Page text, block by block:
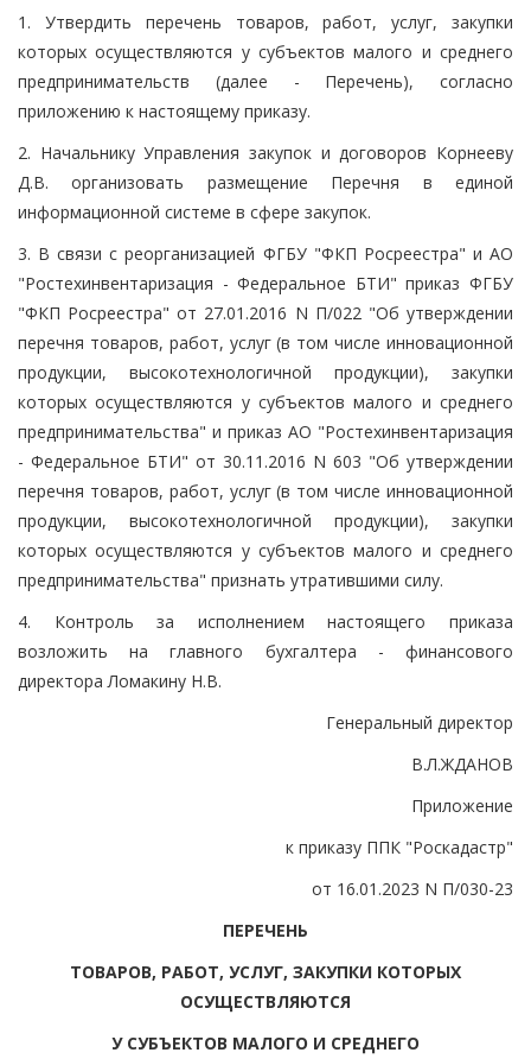
1. Утвердить перечень товаров, работ, услуг, закупки
которых осуществляются у субъектов малого и среднего
предпринимательств (далее - Перечень), согласно
приложению к настоящему приказу.
2. Начальнику Управления закупок и договоров Корнееву
Д.В. организовать размещение Перечня в единой
информационной системе в сфере закупок.
3. В связи с реорганизацией ФГБУ "ФКП Росреестра" и АО
"Ростехинвентаризация - Федеральное БТИ" приказ ФГБУ
"ФКП Росреестра" от 27.01.2016 N П/022 "Об утверждении
перечня товаров, работ, услуг (в том числе инновационной
продукции, высокотехнологичной продукции), закупки
которых осуществляются у субъектов малого и среднего
предпринимательства" и приказ АО "Ростехинвентаризация
- Федеральное БТИ" от 30.11.2016 N 603 "Об утверждении
перечня товаров, работ, услуг (в том числе инновационной
продукции, высокотехнологичной продукции), закупки
которых осуществляются у субъектов малого и среднего
предпринимательства" признать утратившими силу.
4. Контроль за исполнением настоящего приказа
возложить на главного бухгалтера - финансового
директора Ломакину Н.В.
Генеральный директор
В.Л.ЖДАНОВ
Приложение
к приказу ППК "Роскадастр"
от 16.01.2023 N П/030-23
ПЕРЕЧЕНЬ
ТОВАРОВ, РАБОТ, УСЛУГ, ЗАКУПКИ КОТОРЫХ
ОСУЩЕСТВЛЯЮТСЯ
У СУБЪЕКТОВ МАЛОГО И СРЕДНЕГО